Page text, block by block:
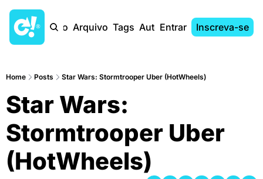
Início Arquivo Tags AutoresEntrar Inscreva-se
Home Posts Star Wars: Stormtrooper Uber (HotWheels)
Star Wars:
Stormtrooper Uber
(HotWheels)